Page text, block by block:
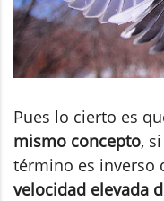
Pues lo cierto es
mismo concepto,
término es inverso
velocidad elevada